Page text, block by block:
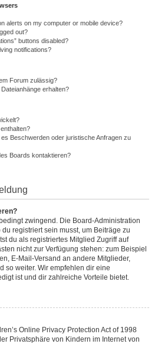
alerts on my computer or mobile device?
out?
buttons disabled?
notifications?
Forum zulässig?
erhalten?
Beschwerden oder juristische Anfragen zu
Boards kontaktieren?
zwingend. Die Board-Administration
registriert sein musst, um Beiträge zu
du als registriertes Mitglied Zugriff auf
nicht zur Verfügung stehen: zum Beispiel
E-Mail-Versand an andere Mitglieder,
so weiter. Wir empfehlen dir eine
ist und dir zahlreiche Vorteile bietet.
Online Privacy Protection Act of 1998
Privatsphäre von Kindern im Internet von